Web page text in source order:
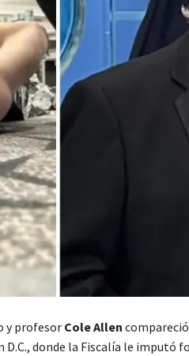
y profesor Cole Allen
D.C., donde la Fiscalía le imputó